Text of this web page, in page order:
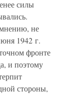
силы
не
1942 г.
фронте
и поэтому
стороны,